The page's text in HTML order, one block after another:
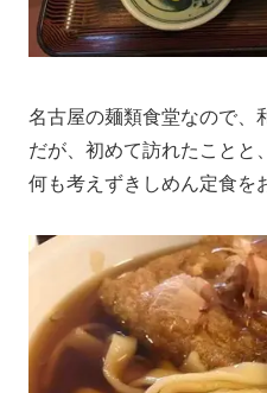
名古屋の麺類食堂なので、
だが、初めて訪れたことと
何も考えずきしめん定食を